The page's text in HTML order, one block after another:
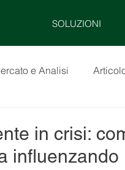
SOLUZIONI
e Analisi
in crisi: